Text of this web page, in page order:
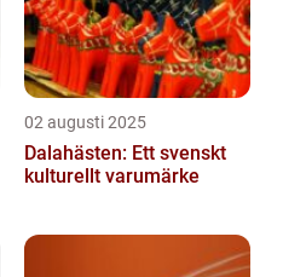
02 augusti 2025
Dalahästen: Ett svenskt
kulturellt varumärke